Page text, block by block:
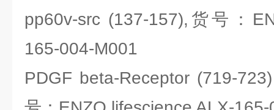
pp60v-src (137-157),货号：
165-004-M001
PDGF beta-Receptor (719-